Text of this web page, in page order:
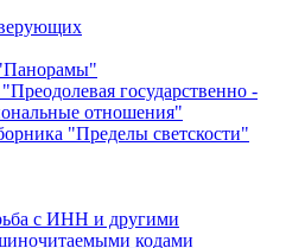
государственно -
отношения"
"Пределы светскости"
с ИНН и другими
кодами